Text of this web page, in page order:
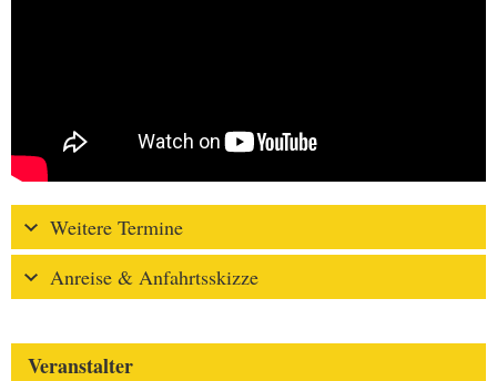
Weitere Termine
Anreise & Anfahrtsskizze
Veranstalter